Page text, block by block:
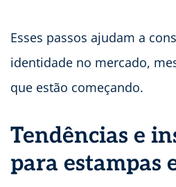
Esses passos ajudam a
identidade no mercado,
que estão começando.
Tendências e
para estampas